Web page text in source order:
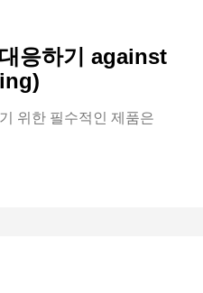
응하기 against
위한 필수적인 제품은